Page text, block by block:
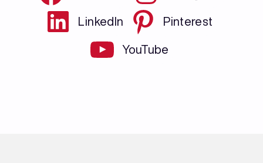
LinkedIn Pinterest
YouTube